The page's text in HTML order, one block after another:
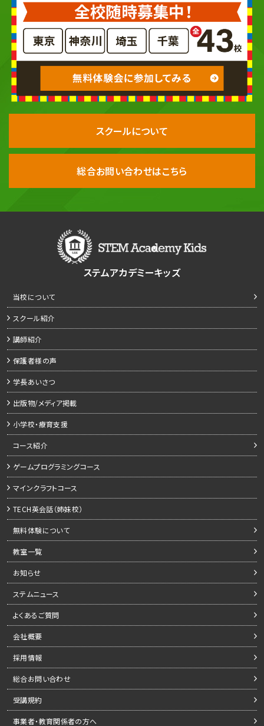
スクールについて
総合お問い合わせはこちら
ステムアカデミーキッズ
当校について
スクール紹介
講師紹介
保護者様の声
学長あいさつ
出版物/メディア掲載
小学校・療育支援
コース紹介
ゲームプログラミングコース
マインクラフトコース
TECH英会話（姉妹校）
無料体験について
教室一覧
お知らせ
ステムニュース
よくあるご質問
会社概要
採用情報
総合お問い合わせ
受講規約
事業者・教育関係者の方へ